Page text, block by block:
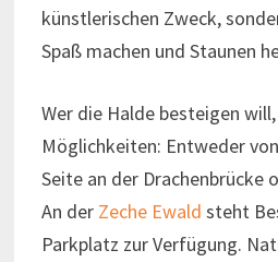
künstlerischen Zweck,
Spaß machen und Staunen
Wer die Halde besteigen
Möglichkeiten: Entweder
Seite an der Drachenbrücke
An der Zeche Ewald steht
Parkplatz zur Verfügung.